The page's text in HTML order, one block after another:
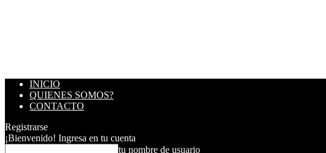
INICIO
QUIENES SOMOS?
CONTACTO
Registrarse
¡Bienvenido! Ingresa en tu cuenta
tu nombre de usuario